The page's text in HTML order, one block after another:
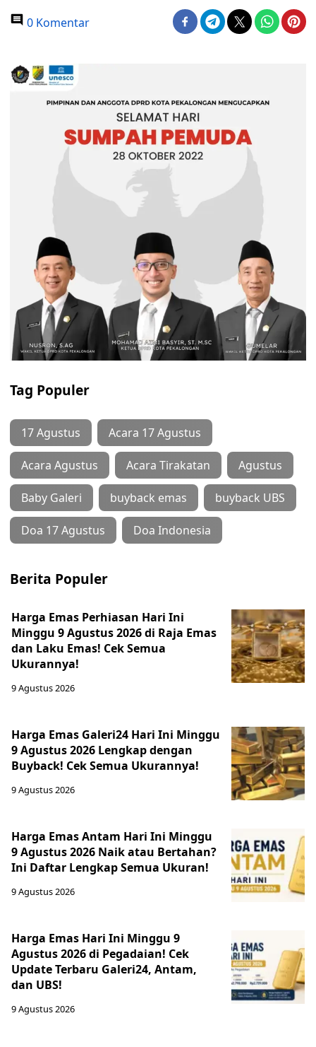
0 Komentar
Tag Populer
17 Agustus Acara 17 Agustus
Acara Agustus Acara Tirakatan Agustus
Baby Galeri buyback emas buyback UBS
Doa 17 Agustus Doa Indonesia
Berita Populer
Harga Emas Perhiasan Hari Ini
Minggu 9 Agustus 2026 di Raja Emas
dan Laku Emas! Cek Semua
Ukurannya!
9 Agustus 2026
Harga Emas Galeri24 Hari Ini Minggu
9 Agustus 2026 Lengkap dengan
Buyback! Cek Semua Ukurannya!
9 Agustus 2026
Harga Emas Antam Hari Ini Minggu
9 Agustus 2026 Naik atau Bertahan?
Ini Daftar Lengkap Semua Ukuran!
9 Agustus 2026
Harga Emas Hari Ini Minggu 9
Agustus 2026 di Pegadaian! Cek
Update Terbaru Galeri24, Antam,
dan UBS!
9 Agustus 2026